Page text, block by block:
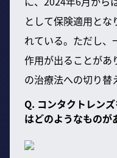
として保険適用とな
れている。ただし、
作用が出ることがあ
の治療法への切り替
Q. コンタクトレン
はどのようなものが